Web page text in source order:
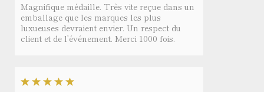
Magnifique médaille. Très vite reçue dans un
emballage que les marques les plus
luxueuses devraient envier. Un respect du
client et de l’événement. Merci 1000 fois.